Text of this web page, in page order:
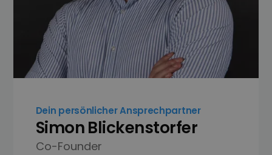
Dein persönlicher Ansprechpartner
Simon Blickenstorfer
Co-Founder